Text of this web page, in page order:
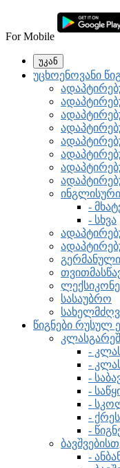
For Mobile
უკან
უცხოენოვანი
-
- სხვა
სასაუბრო
წიგნები რუსულ
-
-
-
-
-
-
-
-